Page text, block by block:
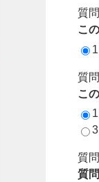
質
こ
質
こ
質
質